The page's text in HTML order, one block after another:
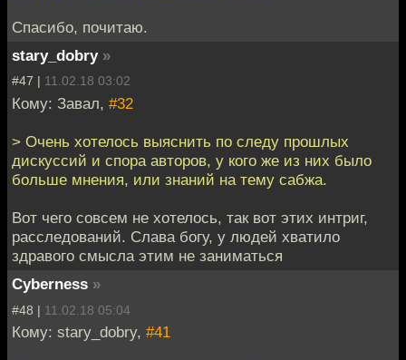
Спасибо, почитаю.
stary_dobry »
#47 | 11.02.18 03:02
Кому: Завал, #32
> Очень хотелось выяснить по следу прошлых
дискуссий и спора авторов, у кого же из них было
больше мнения, или знаний на тему сабжа.
Вот чего совсем не хотелось, так вот этих интриг,
расследований. Слава богу, у людей хватило
здравого смысла этим не заниматься
Cyberness »
#48 | 11.02.18 05:04
Кому: stary_dobry, #41